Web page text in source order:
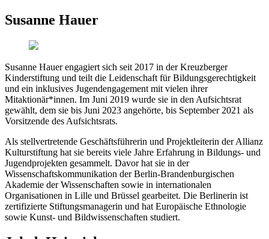
Susanne Hauer
Susanne Hauer engagiert sich seit 2017 in der Kreuzberger
Kinderstiftung und teilt die Leidenschaft für Bildungsgerechtigkeit
und ein inklusives Jugendengagement mit vielen ihrer
Mitaktionär*innen. Im Juni 2019 wurde sie in den Aufsichtsrat
gewählt, dem sie bis Juni 2023 angehörte, bis September 2021 als
Vorsitzende des Aufsichtsrats.
Als stellvertretende Geschäftsführerin und Projektleiterin der Allianz
Kulturstiftung hat sie bereits viele Jahre Erfahrung in Bildungs- und
Jugendprojekten gesammelt. Davor hat sie in der
Wissenschaftskommunikation der Berlin-Brandenburgischen
Akademie der Wissenschaften sowie in internationalen
Organisationen in Lille und Brüssel gearbeitet. Die Berlinerin ist
zertifizierte Stiftungsmanagerin und hat Europäische Ethnologie
sowie Kunst- und Bildwissenschaften studiert.